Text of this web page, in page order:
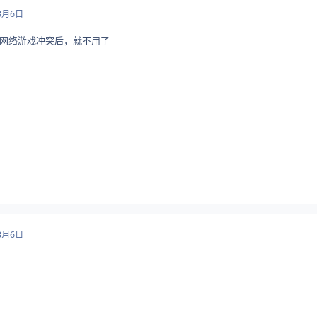
6日
络游戏冲突后，就不用了
6日